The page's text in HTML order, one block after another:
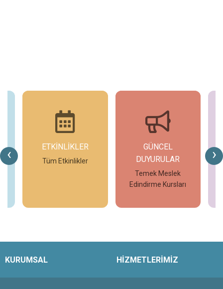
‹ ›
ETKİNLİKLER
Tüm Etkinlikler
GÜNCEL
DUYURULAR
Temek Meslek
Edindirme Kursları
KURUMSAL HİZMETLERİMİZ